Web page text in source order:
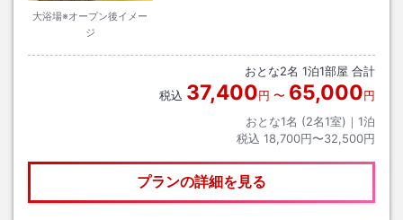
大浴場※オープン後イメー
ジ
おとな2名 1泊1部屋 合計
税込 37,400円 〜 65,000円
おとな1名 (2名1室)｜ 1泊
税込 18,700円〜32,500円
プランの詳細を見る